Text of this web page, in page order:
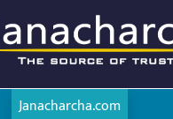
Janacharcha.com